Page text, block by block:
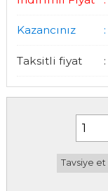
Kazancınız :
Taksitli fiyat :
Tavsiye et